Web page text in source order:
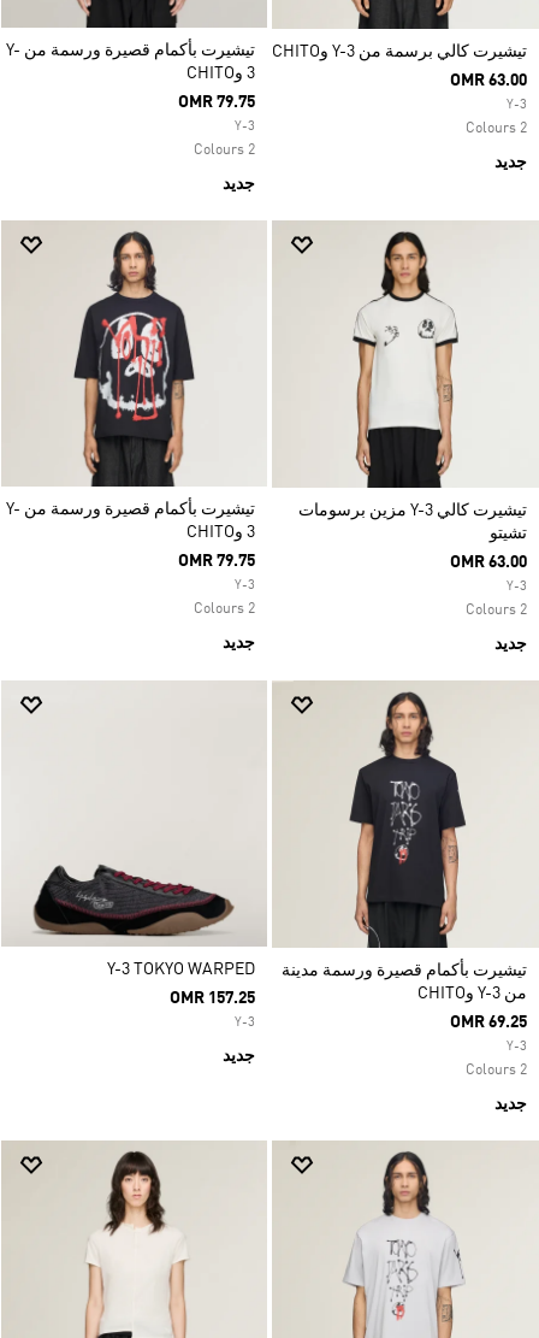
تيشيرت كالي برسمة من Y-3 وCHITO
OMR 63.00
Y-3
2 Colours
جديد
تيشيرت بأكمام قصيرة ورسمة من Y-
3 وCHITO
OMR 79.75
Y-3
2 Colours
جديد
تيشيرت كالي Y-3 مزين برسومات
تشيتو
OMR 63.00
Y-3
2 Colours
جديد
تيشيرت بأكمام قصيرة ورسمة من Y-
3 وCHITO
OMR 79.75
Y-3
2 Colours
جديد
تيشيرت بأكمام قصيرة ورسمة مدينة
من Y-3 وCHITO
OMR 69.25
Y-3
2 Colours
جديد
Y-3 TOKYO WARPED
OMR 157.25
Y-3
جديد